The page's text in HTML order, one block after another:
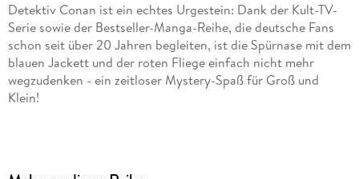
Detektiv Conan ist ein echtes Urgestein: Dank der Kult-TV-
Serie sowie der Bestseller-Manga-Reihe, die deutsche Fans
schon seit über 20 Jahren begleiten, ist die Spürnase mit dem
blauen Jackett und der roten Fliege einfach nicht mehr
wegzudenken - ein zeitloser Mystery-Spaß für Groß und
Klein!